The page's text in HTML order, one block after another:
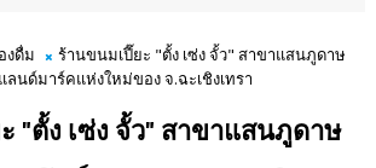
งดื่ม
ร้านขนมเปี๊ยะ "ตั้ง เซ่ง จั้ว" สาขาแสนภูดาษ
นด์มาร์คแห่งใหม่ของ จ.ฉะเชิงเทรา
"ตั้ง เซ่ง จั้ว" สาขาแสนภูดาษ